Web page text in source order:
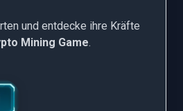
und entdecke ihre Kräfte
Mining Game.